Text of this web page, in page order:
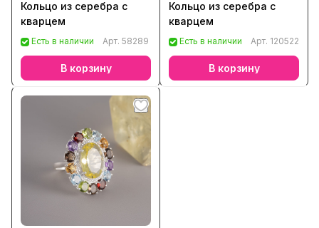
Кольцо из серебра с
кварцем
Есть в наличии Арт. 58289
В корзину
Кольцо из серебра с
кварцем
Есть в наличии Арт. 120522
В корзину